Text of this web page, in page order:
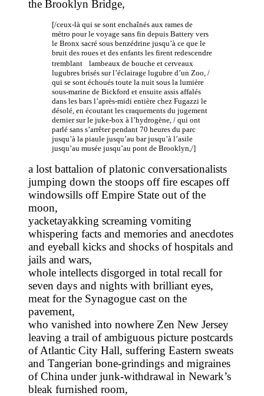
the Brooklyn Bridge,
[/ceux-là qui se sont enchaînés aux rames de
métro pour le voyage sans fin depuis Battery vers
le Bronx sacré sous benzédrine jusqu’à ce que le
bruit des roues et des enfants les firent redescendre
tremblant lambeaux de bouche et cerveaux
lugubres brisés sur l’éclairage lugubre d’un Zoo, /
qui se sont échoués toute la nuit sous la lumière
sous-marine de Bickford et ensuite assis affalés
dans les bars l’après-midi entière chez Fugazzi le
désolé, en écoutant les craquements du jugement
dernier sur le juke-box à l’hydrogène, / qui ont
parlé sans s’arrêter pendant 70 heures du parc
jusqu’à la piaule jusqu’au bar jusqu’à l’asile
jusqu’au musée jusqu’au pont de Brooklyn,/]
a lost battalion of platonic conversationalists
jumping down the stoops off fire escapes off
windowsills off Empire State out of the
moon,
yacketayakking screaming vomiting
whispering facts and memories and anecdotes
and eyeball kicks and shocks of hospitals and
jails and wars,
whole intellects disgorged in total recall for
seven days and nights with brilliant eyes,
meat for the Synagogue cast on the
pavement,
who vanished into nowhere Zen New Jersey
leaving a trail of ambiguous picture postcards
of Atlantic City Hall, suffering Eastern sweats
and Tangerian bone-grindings and migraines
of China under junk-withdrawal in Newark’s
bleak furnished room,